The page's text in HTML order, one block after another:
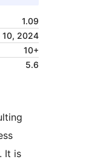
1.09
10, 2024
10+
5.6
It is